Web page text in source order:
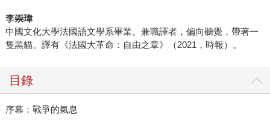
李崇瑋
中國文化大學法國語文學系畢業。兼職譯者，偏向聽覺，帶著一
隻黑貓。譯有《法國大革命：自由之章》（2021，時報）。
目錄
序幕：戰爭的氣息